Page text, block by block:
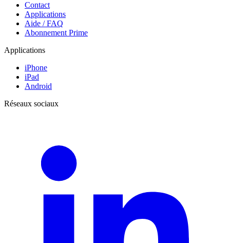
Contact
Applications
Aide / FAQ
Abonnement Prime
Applications
iPhone
iPad
Android
Réseaux sociaux